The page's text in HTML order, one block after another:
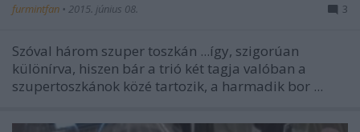
furmintfan • 2015. június 08. 3
Szóval három szuper toszkán ...így, szigorúan
különírva, hiszen bár a trió két tagja valóban a
szupertoszkánok közé tartozik, a harmadik bor ...